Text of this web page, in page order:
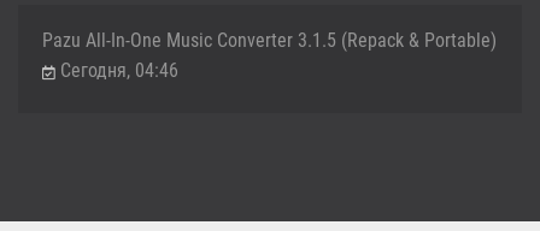
Pazu All-In-One Music Converter 3.1.5 (Repack & Portable)
Сегодня, 04:46